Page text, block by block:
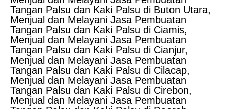
Tangan Palsu dan Kaki Palsu di Buton Utara,
Menjual dan Melayani Jasa Pembuatan
Tangan Palsu dan Kaki Palsu di Ciamis,
Menjual dan Melayani Jasa Pembuatan
Tangan Palsu dan Kaki Palsu di Cianjur,
Menjual dan Melayani Jasa Pembuatan
Tangan Palsu dan Kaki Palsu di Cilacap,
Menjual dan Melayani Jasa Pembuatan
Tangan Palsu dan Kaki Palsu di Cirebon,
Menjual dan Melayani Jasa Pembuatan